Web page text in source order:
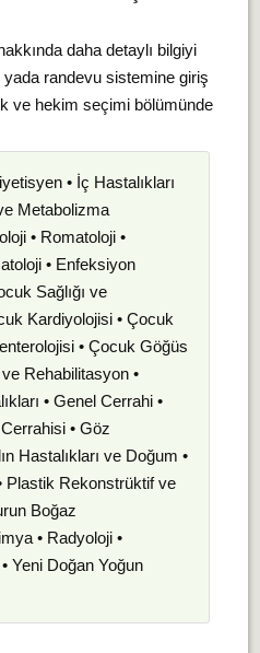
daha detaylı bilgiyi
randevu sistemine giriş
ve hekim seçimi bölümünde
• İç Hastalıkları
Metabolizma
• Romatoloji •
• Enfeksiyon
Sağlığı ve
Kardiyolojisi • Çocuk
• Çocuk Göğüs
ve Rehabilitasyon •
• Genel Cerrahi •
• Göz
Hastalıkları ve Doğum •
Plastik Rekonstrüktif ve
Boğaz
• Radyoloji •
Yeni Doğan Yoğun